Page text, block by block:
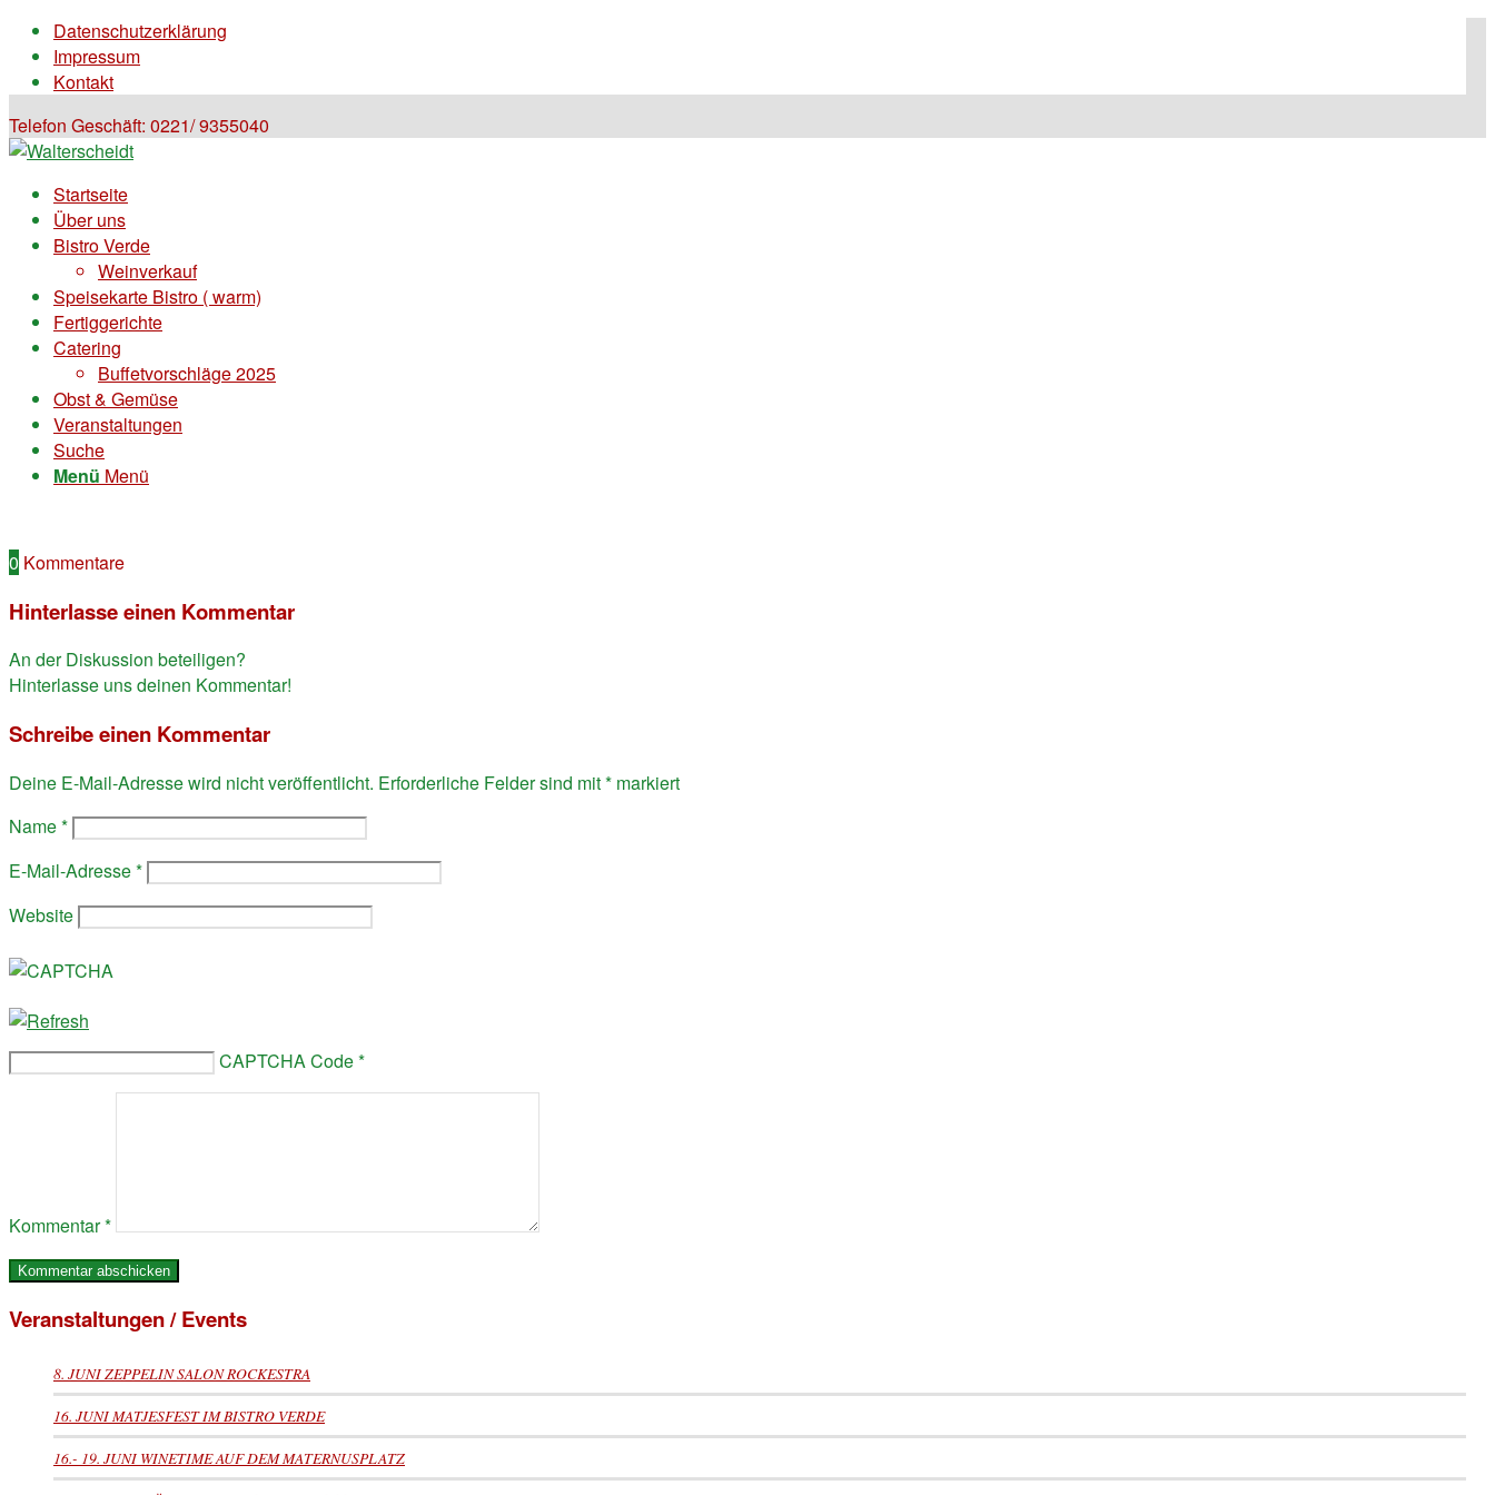
Datenschutzerklärung
Impressum
Kontakt
Telefon Geschäft: 0221/ 9355040
Startseite
Über uns
Bistro Verde
Weinverkauf
Speisekarte Bistro ( warm)
Fertiggerichte
Catering
Buffetvorschläge 2025
Obst & Gemüse
Veranstaltungen
Suche
Menü Menü
0 Kommentare
Hinterlasse einen Kommentar
An der Diskussion beteiligen?
Hinterlasse uns deinen Kommentar!
Schreibe einen Kommentar
Deine E-Mail-Adresse wird nicht veröffentlicht. Erforderliche Felder sind mit* markiert
Name*
E-Mail-Adresse*
Website
CAPTCHA Code*
Kommentar*
Veranstaltungen / Events
8. JUNI ZEPPELIN SALON ROCKESTRA
16. JUNI MATJESFEST IM BISTRO VERDE
16.- 19. JUNI WINETIME AUF DEM MATERNUSPLATZ